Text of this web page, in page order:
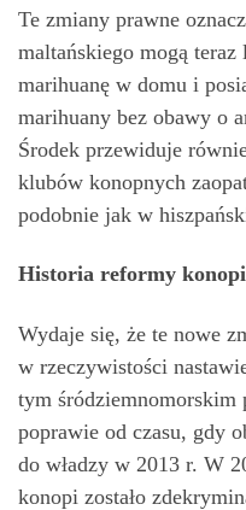
Te zmiany prawne
maltańskiego mogą teraz
marihuanę w domu i
marihuany bez obawy o
Środek przewiduje
klubów konopnych
podobnie jak w
Historia reformy
Wydaje się, że te nowe
w rzeczywistości
tym śródziemnomorskim
poprawie od czasu, gdy
do władzy w 2013 r. W
konopi zostało